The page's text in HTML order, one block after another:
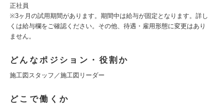
正社員
※3ヶ月の試用期間があります。期間中は給与が固定となります。詳し
くは給与欄をご確認ください。その他、待遇・雇用形態に変更はあり
ません。
どんなポジション・役割か
施工図スタッフ／施工図リーダー
どこで働くか